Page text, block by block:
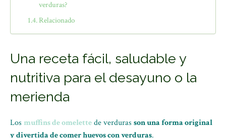
verduras?
Relacionado
Una receta fácil, saludable y
nutritiva para el desayuno o la
merienda
Los muffins de omelettede verduras son una forma original
y divertida de comer huevos con verduras.